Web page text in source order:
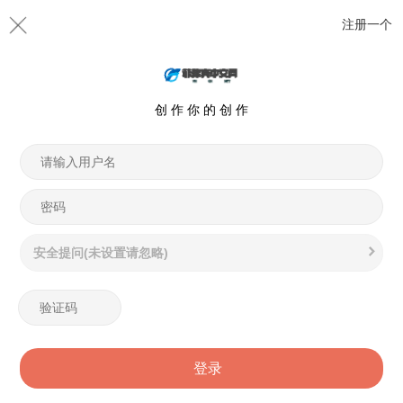
注册一个
创 作 你 的 创 作
安全提问(未设置请忽略)
登录